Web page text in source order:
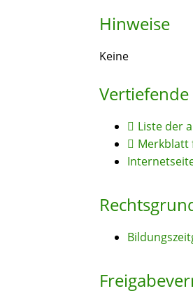
Hinweise
Keine
Liste der
Merkblatt